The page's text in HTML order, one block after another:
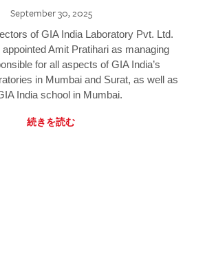
September 30, 2025
of GIA India Laboratory Pvt. Ltd.
Amit Pratihari as managing
for all aspects of GIA India’s
in Mumbai and Surat, as well as
India school in Mumbai.
続きを読む